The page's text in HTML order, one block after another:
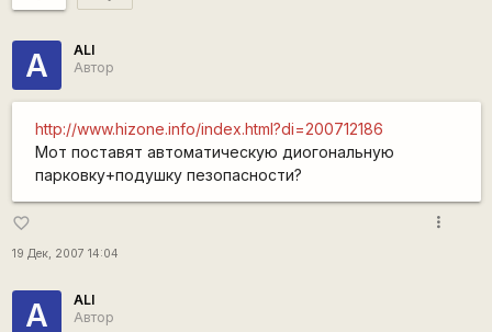
A
ALI
Автор
http://www.hizone.info/index.html?di=200712186
Мот поставят автоматическую диогональную
парковку+подушку пезопасности?
favorite_border
19 Дек, 2007 14:04
more_vert
A
ALI
Автор